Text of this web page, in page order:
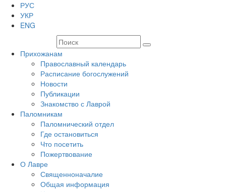
РУС
УКР
ENG
Прихожанам
Православный календарь
Расписание богослужений
Новости
Публикации
Знакомство с Лаврой
Паломникам
Паломнический отдел
Где остановиться
Что посетить
Пожертвование
О Лавре
Священноначалие
Общая информация